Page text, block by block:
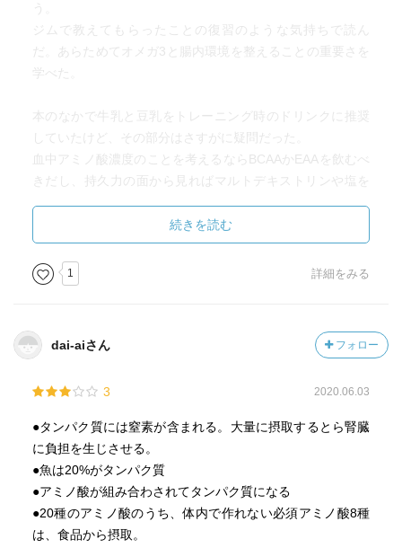
Ｃ…キウイ、ブロッコリー、ホウレンソウ
体脂肪は内臓脂肪から落ちる 男→内臓脂肪、女→皮下脂
帰宅・軽くプロテイン→筋トレ・ラン→夕食
おしゃべり、シャワー…筋肉づくりにベストなタイミング
を逃している
経口補水液→発汗によるミネラルを補給する場合
う。
ジムで教えてもらったことの復習のような気持ちで読ん
だ。あらためてオメガ3と腸内環境を整えることの重要さを
学べた。
本のなかで牛乳と豆乳をトレーニング時のドリンクに推奨
していたけど、その部分はさすがに疑問だった。
血中アミノ酸濃度のことを考えるならBCAAかEAAを飲むべ
きだし、持久力の面から見ればマルトデキストリンや塩を
でも、栄養や身体のことって色んな研究が行われていて、
常に新事実が発見されたりしているから、数年後はジムの
上級者たちがみんな牛乳を飲みながらトレーニングをして
いるかもしれない。常識は変わっていくものだ。
続きを読む
1 詳細をみる
dai-aiさん フォロー
3 2020.06.03
●タンパク質には窒素が含まれる。大量に摂取するとら腎臓
に負担を生じさせる。
●魚は20%がタンパク質
●アミノ酸が組み合わされてタンパク質になる
●20種のアミノ酸のうち、体内で作れない必須アミノ酸8種
は、食品から摂取。